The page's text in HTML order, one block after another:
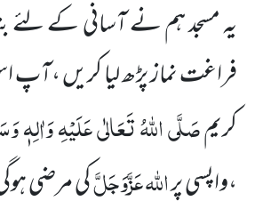
یہ مسجد ہم نے آسانی کے لئے
فراغت نماز پڑھ لیا کریں ،آپ
کریمصَلَّی اللہُ تَعَالٰی عَلَیْہِ وَاٰلِہٖ
،واپسی پراللہعَزَّوَجَلَّکی مرضی